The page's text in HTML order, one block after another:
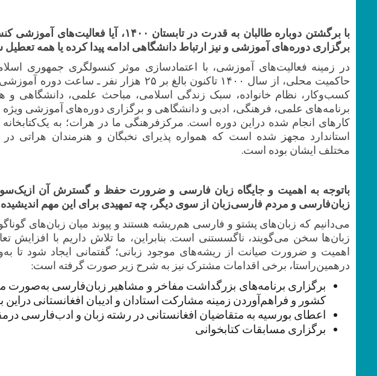
با برگشتن دوباره طالبان به ‌قدرت در تابستان
برگزاری دوره‌های آموزشی و نیز ارتباط دانشگاهی ادامه پیدا کرده یا همه تعطیل
در زمینه فعالیت‌های ‌آموزشی، با اعتمادسازی موثر کنسولگری‌ جمهوری
حاکمیت محلی، از سال ۱۴۰۰ تاکنون بالغ بر ۲۵ هزار
کسب‌وکار، نظام ‌خانواده، سبک زندگی اسلامی، مباحث ‌علمی، دانشگاهی و
برنامه‌های علمی، فرهنگی، ادبی و دانشگاهی و برگزاری دوره‌های آموزشی
کارهای انجام شده دراین دوره است. مرکزفرهنگی‌ ما در هرات؛ به
استاندارد مجهز‌ شده‌ است که همواره پذیرای نخبگان و هنرمندان هراتی
مختلف ایشان بوده است.
باتوجه به اهمیت و جایگاه زبان‌ فارسی و ضرورت حفظ و گسترش آن از‌یک‌سو
زبان‌فارسی و مردم فارسی‌زبان از سوی‌ دیگر، چه تمهیدی برای این مهم
می‌دانیم که زبان‌های پشتو و فارسی هم‌ریشه هستند و پیوند میان زبان‌های
زبان‌ها سخن می‌گویند، ناگسستنی است. بنابراین، ما تلاش داریم با افزایش
اهمیت و ضرورت صیانت از ریشه‌های موجود زبانی؛ گفتمانی ایجاد شود تا
درهمین‌راستا، برخی اقدامات مشترک نیز به شرح زیر صورت گرفته است:
برگزاری برنامه‌های بزرگداشت مفاخر و مشاهیر زبان‌فارسی به‌صورت
کشور و فراهم‌آوردن زمینه مشارکت استادان و ادیبان افغانستانی دراین
اعطای بورسیه به متقاضیان افغانستانی در رشته زبان و ادب‌فارسی
برگزاری مسابقات کتابخوانی